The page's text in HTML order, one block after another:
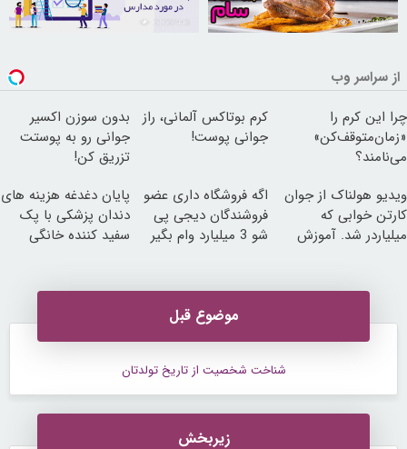
30264148
از سراسر وب
چرا این کرم را
«زمان‌متوقف‌کن»
می‌نامند؟
کرم بوتاکس آلمانی، راز
جوانی پوست!
بدون سوزن اکسیر
جوانی رو به پوستت
تزریق کن!
ویدیو هولناک از جوان
کارتن خوابی که
میلیاردر شد. آموزش
اگه فروشگاه داری عضو
فروشندگان دیجی پی
شو 3 میلیارد وام بگیر
پایان دغدغه هزینه های
دندان پزشکی با پک
سفید کننده خانگی
موضوع قبل
شناخت شخصيت از تاريخ تولدتان
زیربخش